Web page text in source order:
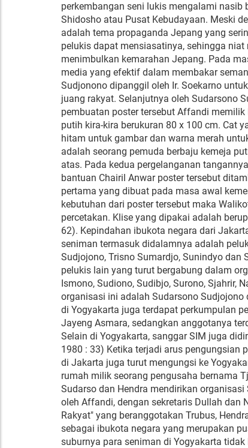
perkembangan seni lukis mengalami
Shidosho atau Pusat Kebudayaan. Meski
adalah tema propaganda Jepang yang
pelukis dapat mensiasatinya, sehingga
menimbulkan kemarahan Jepang. Pada
media yang efektif dalam membakar
Sudjonono dipanggil oleh Ir. Soekarno
juang rakyat. Selanjutnya oleh Sudarsono
pembuatan poster tersebut Affandi
putih kira-kira berukuran 80 x 100 cm. Cat
hitam untuk gambar dan warna merah
adalah seorang pemuda berbaju kemeja
atas. Pada kedua pergelanganan
bantuan Chairil Anwar poster tersebut
pertama yang dibuat pada masa awal
kebutuhan dari poster tersebut maka
percetakan. Klise yang dipakai adalah
62). Kepindahan ibukota negara dari
seniman termasuk didalamnya adalah
Sudjojono, Trisno Sumardjo, Sunindyo
pelukis lain yang turut bergabung dalam
Ismono, Sudiono, Sudibjo, Surono, Sjahrir,
organisasi ini adalah Sudarsono Sudjojono
di Yogyakarta juga terdapat perkumpulan
Jayeng Asmara, sedangkan anggotanya
Selain di Yogyakarta, sanggar SIM juga
1980 : 33) Ketika terjadi arus pengungsian
di Jakarta juga turut mengungsi ke
rumah milik seorang pengusaha bernama
Sudarso dan Hendra mendirikan
oleh Affandi, dengan sekretaris Dullah dan
Rakyat" yang beranggotakan Trubus,
sebagai ibukota negara yang merupakan
suburnya para seniman di Yogyakarta